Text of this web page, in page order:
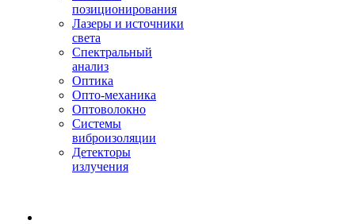
позиционирования
Лазеры и источники
света
Спектральный
анализ
Оптика
Опто-механика
Оптоволокно
Системы
виброизоляции
Детекторы
излучения